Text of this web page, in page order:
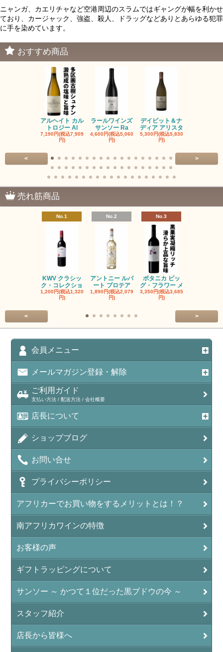
ニャンガ、カエリチャなど空港周辺のスラムではギャングが幅を利かせ
ており、カージャック、強盗、殺人、ドラッグなどありとあらゆる犯罪
に手を染めています。
おすすめ商品
アルヘイト カル
トロジー Al
7,190円(税込7,909
円)
ラールワインズ
サンソー Ra
4,600円(税込5,060
円)
デイビット＆ナ
ディア アリスタ
5,300円(税込5,830
円)
< >
売れ筋商品
No.1
KWV クラシッ
ク・コレクショ
1,200円(税込1,320
円)
No.2
アントニー ルパ
ート プロテア
1,890円(税込2,079
円)
No.3
ボタニカ ビッ
グ・フラワー メ
3,350円(税込3,685
円)
< >
会員メニュー
メールマガジン登録・解除
ご利用ガイド
支払い方法 / 配送方法 / 会社概要
店長について
ショップブログ
お問い合せ
プライバシーポリシー
アフリカーでお買い物をするメリットとは！？
南アフリカワインの特徴
お客様の声
ギフトラッピングについて
サンソー ～ かつて１位だった黒ブドウの今 ～
スタッフ紹介
店長から皆様へ